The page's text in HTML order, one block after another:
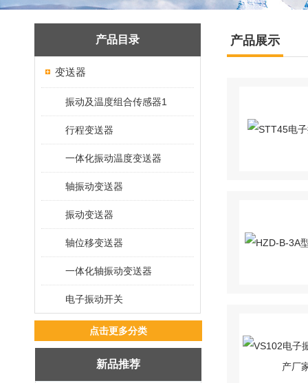
产品目录
变送器
振动及温度组合传感器1
行程变送器
一体化振动温度变送器
轴振动变送器
振动变送器
轴位移变送器
一体化轴振动变送器
电子振动开关
点击更多分类
新品推荐
产品展示